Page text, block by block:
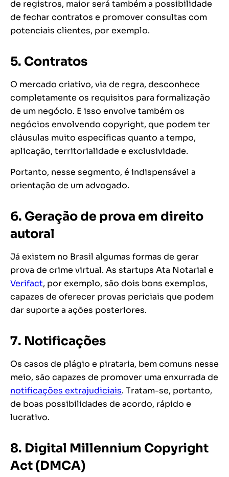
de registros, maior será também a possibilidade
de fechar contratos e promover consultas com
potenciais clientes, por exemplo.
5. Contratos
O mercado criativo, via de regra, desconhece
completamente os requisitos para formalização
de um negócio. E isso envolve também os
negócios envolvendo copyright, que podem ter
cláusulas muito específicas quanto a tempo,
aplicação, territorialidade e exclusividade.
Portanto, nesse segmento, é indispensável a
orientação de um advogado.
6. Geração de prova em direito
autoral
Já existem no Brasil algumas formas de gerar
prova de crime virtual. As startups Ata Notarial e
Verifact, por exemplo, são dois bons exemplos,
capazes de oferecer provas periciais que podem
dar suporte a ações posteriores.
7. Notificações
Os casos de plágio e pirataria, bem comuns nesse
meio, são capazes de promover uma enxurrada de
notificações extrajudiciais. Tratam-se, portanto,
de boas possibilidades de acordo, rápido e
lucrativo.
8. Digital Millennium Copyright
Act (DMCA)